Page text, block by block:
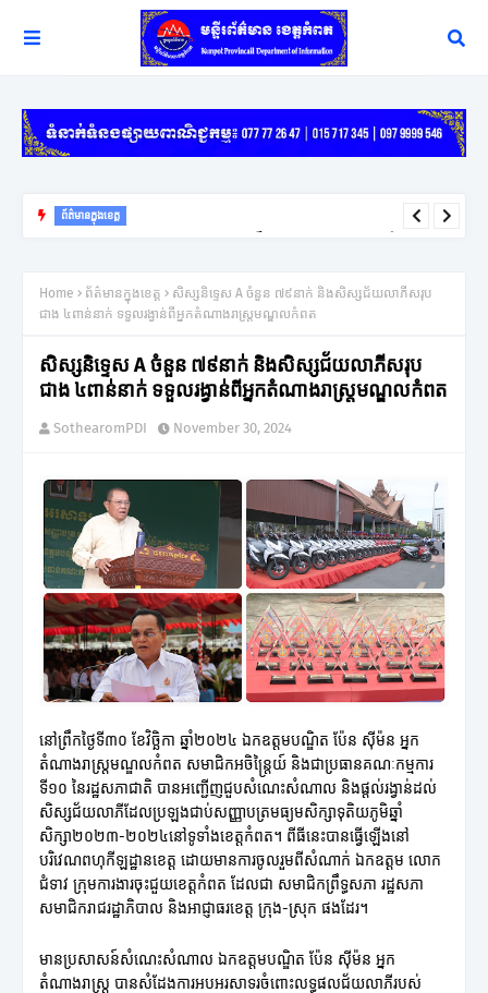
ព័ត៌មានក្នុងខេត្ត
Home ព័ត៌មានក្នុងខេត្ត
សិស្សនិទ្ទេស A ចំនួន ៧៩នាក់ និងសិស្សជ័យលាភីសរុប
ជាង ៤ពាន់នាក់ ទទួលរង្វាន់ពីអ្នកតំណាងរាស្ត្រមណ្ឌលកំពត
សិស្សនិទ្ទេស A ចំនួន ៧៩នាក់ និងសិស្សជ័យលាភីសរុប
ជាង ៤ពាន់នាក់ ទទួលរង្វាន់ពីអ្នកតំណាងរាស្ត្រមណ្ឌលកំពត
SothearomPDI November 30, 2024
នៅព្រឹកថ្ងៃទី៣០ ខែវិច្ឆិកា ឆ្នាំ២០២៤ ឯកឧត្តមបណ្ឌិត ប៉ែន ស៊ីម៉ន អ្នក
តំណាងរាស្ត្រមណ្ឌលកំពត សមាជិកអចិន្ត្រៃយ៍ និងជាប្រធានគណៈកម្មការ
ទី១០ នៃរដ្ឋសភាជាតិ បានអញ្ជើញជួបសំណេះសំណាល និងផ្ដល់រង្វាន់ដល់
សិស្សជ័យលាភីដែលប្រឡងជាប់សញ្ញាបត្រមធ្យមសិក្សាទុតិយភូមិឆ្នាំ
សិក្សា២០២៣-២០២៤នៅទូទាំងខេត្តកំពត។ ពីធីនេះបានធ្វើឡើងនៅ
បរិវេណពហុកីឡដ្ឋានខេត្ត ដោយមានការចូលរួមពីសំណាក់ ឯកឧត្តម លោក
ជំទាវ ក្រុមការងារចុះជួយខេត្តកំពត ដែលជា សមាជិកព្រឹទ្ធសភា រដ្ឋសភា
សមាជិករាជរដ្ឋាភិបាល និងអាជ្ញាធរខេត្ត ក្រុង-ស្រុក ផងដែរ។
មានប្រសាសន៍សំណេះសំណាល ឯកឧត្តមបណ្ឌិត ប៉ែន ស៊ីម៉ន អ្នក
តំណាងរាស្ត្រ បានសំដែងការអបអរសាទរចំពោះលទ្ធផលជ័យលាភីរបស់